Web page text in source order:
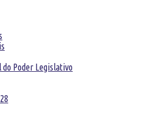
Poder Legislativo